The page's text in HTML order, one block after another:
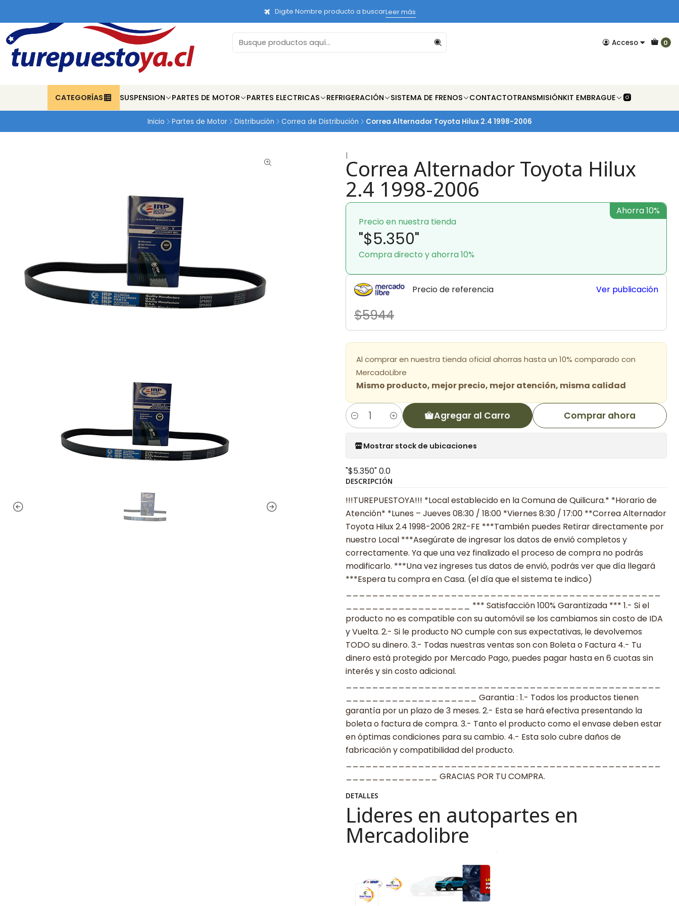
Acceso 0
CATEGORÍAS SUSPENSION PARTES DE MOTOR PARTES ELECTRICAS REFRIGERACIÓN SISTEMA DE FRENOS CONTACTOTRANSMISIÓNKIT EMBRAGUE
Digite Nombre producto a buscarLeer más
Inicio Partes de Motor Distribución Correa de Distribución Correa Alternador Toyota Hilux 2.4 1998-2006
|Correa Alternador Toyota Hilux
2.4 1998-2006
Precio en nuestra tienda
"$5.350"
Compra directo y ahorra 10%
Ahorra 10%
Precio de referencia
$5944
Ver publicación
Al comprar en nuestra tienda oficial ahorras hasta un 10% comparado con
MercadoLibre
Mismo producto, mejor precio, mejor atención, misma calidad
Cantidad Agregar al Carro Comprar ahora
Mostrar stock de ubicaciones
"$5.350"0.0
DESCRIPCIÓN
!!!TUREPUESTOYA!!! *Local establecido en la Comuna de Quilicura.* *Horario de
Atención* *Lunes – Jueves 08:30 / 18:00 *Viernes 8:30 / 17:00 **Correa Alternador
Toyota Hilux 2.4 1998-2006 2RZ-FE ***También puedes Retirar directamente por
nuestro Local ***Asegúrate de ingresar los datos de envió completos y
correctamente. Ya que una vez finalizado el proceso de compra no podrás
modificarlo. ***Una vez ingreses tus datos de envió, podrás ver que día llegará
***Espera tu compra en Casa. (el día que el sistema te indico)
___________________ *** Satisfacción 100% Garantizada *** 1.- Si el
producto no es compatible con su automóvil se los cambiamos sin costo de IDA
y Vuelta. 2.- Si le producto NO cumple con sus expectativas, le devolvemos
TODO su dinero. 3.- Todas nuestras ventas son con Boleta o Factura 4.- Tu
dinero está protegido por Mercado Pago, puedes pagar hasta en 6 cuotas sin
interés y sin costo adicional.
____________________ Garantia : 1.- Todos los productos tienen
garantía por un plazo de 3 meses. 2.- Esta se hará efectiva presentando la
boleta o factura de compra. 3.- Tanto el producto como el envase deben estar
en óptimas condiciones para su cambio. 4.- Esta solo cubre daños de
fabricación y compatibilidad del producto.
______________ GRACIAS POR TU COMPRA.
DETALLES
Lideres en autopartes en
Mercadolibre